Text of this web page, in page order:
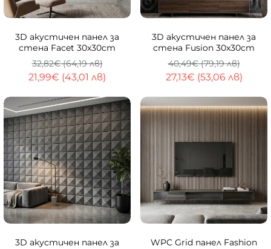
3D акустичен панел за
стена Facet 30x30cm
21,99€ (43,01 лв)
32,82€ (64,19 лв)
3D акустичен панел за
стена Fusion 30x30cm
27,13€ (53,06 лв)
40,49€ (79,19 лв)
3D акустичен панел за
WPC Grid панел Fashion